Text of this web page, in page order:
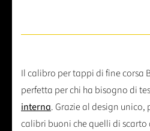
Il calibro per tappi di fine corsa
perfetta per chi ha bisogno di
interna. Grazie al design
calibri buoni che quelli di